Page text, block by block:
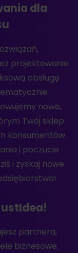
dla
projektowanie
obsługę
nowe,
Twój sklep
konsumentów,
i poczucie
i zyskaj nowe
partnera,
biznesowe.